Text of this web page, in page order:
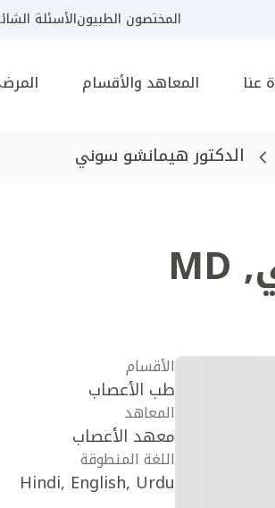
المختصون الطبيونالأسئلة
عنا المعاهد والأقسام
الدكتور هيمانشو سوني
,
MD
الأقسام
طب الأعصاب
المعاهد
معهد الأعصاب
اللغة المنطوقة
Hindi, English, Urdu